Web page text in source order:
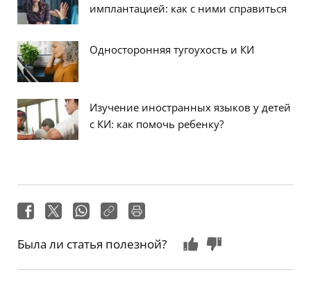
имплантацией: как с ними справиться
Односторонняя тугоухость и КИ
Изучение иностранных языков у детей
с КИ: как помочь ребенку?
Была ли статья полезной?